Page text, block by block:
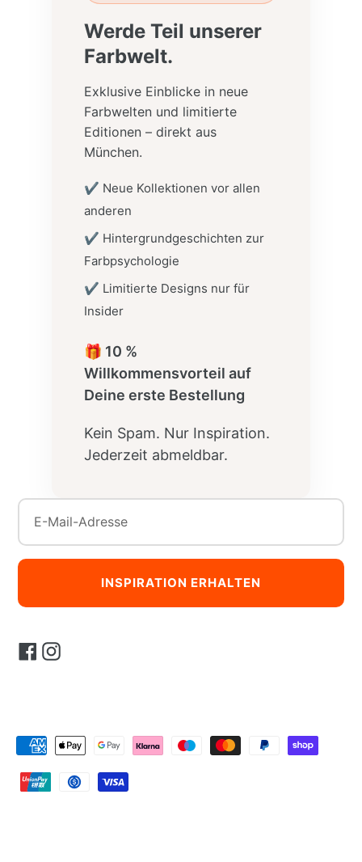
Werde Teil unserer
Farbwelt.
Exklusive Einblicke in neue
Farbwelten und limitierte
Editionen – direkt aus
München.
✔ Neue Kollektionen vor allen
anderen
✔ Hintergrundgeschichten zur
Farbpsychologie
✔ Limitierte Designs nur für
Insider
🎁 10 %
Willkommensvorteil auf
Deine erste Bestellung
Kein Spam. Nur Inspiration.
Jederzeit abmeldbar.
INSPIRATION ERHALTEN